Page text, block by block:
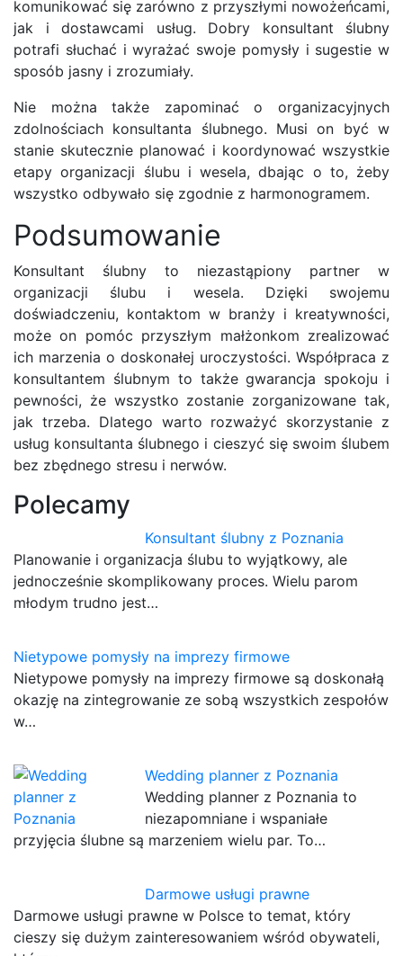
komunikować się zarówno z przyszłymi nowożeńcami,
jak i dostawcami usług. Dobry konsultant ślubny
potrafi słuchać i wyrażać swoje pomysły i sugestie w
sposób jasny i zrozumiały.
Nie można także zapominać o organizacyjnych
zdolnościach konsultanta ślubnego. Musi on być w
stanie skutecznie planować i koordynować wszystkie
etapy organizacji ślubu i wesela, dbając o to, żeby
wszystko odbywało się zgodnie z harmonogramem.
Podsumowanie
Konsultant ślubny to niezastąpiony partner w
organizacji ślubu i wesela. Dzięki swojemu
doświadczeniu, kontaktom w branży i kreatywności,
może on pomóc przyszłym małżonkom zrealizować
ich marzenia o doskonałej uroczystości. Współpraca z
konsultantem ślubnym to także gwarancja spokoju i
pewności, że wszystko zostanie zorganizowane tak,
jak trzeba. Dlatego warto rozważyć skorzystanie z
usług konsultanta ślubnego i cieszyć się swoim ślubem
bez zbędnego stresu i nerwów.
Polecamy
Konsultant ślubny z Poznania
Planowanie i organizacja ślubu to wyjątkowy, ale
jednocześnie skomplikowany proces. Wielu parom
młodym trudno jest…
Nietypowe pomysły na imprezy firmowe
Nietypowe pomysły na imprezy firmowe są doskonałą
okazję na zintegrowanie ze sobą wszystkich zespołów
w…
Wedding planner z Poznania
Wedding planner z Poznania to
niezapomniane i wspaniałe
przyjęcia ślubne są marzeniem wielu par. To…
Darmowe usługi prawne
Darmowe usługi prawne w Polsce to temat, który
cieszy się dużym zainteresowaniem wśród obywateli,